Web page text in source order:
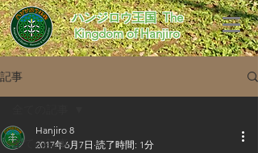
​ハンジロウ王国 The
Kingdom of Hanjiro
記事
全ての記事
Hanjiro 8
2017年6月7日 読了時間: 1分